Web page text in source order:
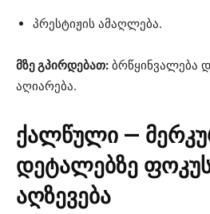
პრესტიჟის ამაღლება.
მზე გპირდებათ: ბრწყინვალება
აღიარება.
ქალწული —
დეტალებზე
აღზევება